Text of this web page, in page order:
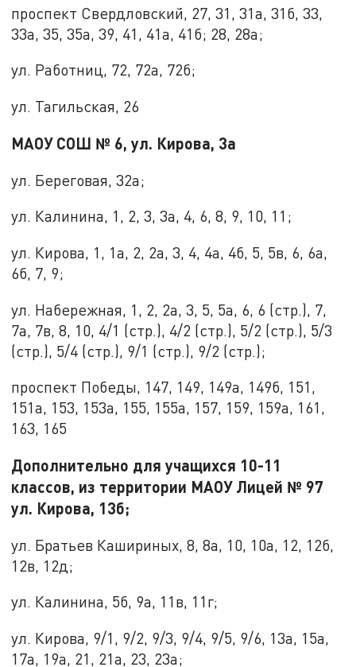
проспект Свердловский, 27, 31, 31а, 31б, 33,
33а, 35, 35а, 39, 41, 41а, 41б; 28, 28а;
ул. Работниц, 72, 72а, 72б;
ул. Тагильская, 26
МАОУ СОШ № 6, ул. Кирова, 3а
ул. Береговая, 32а;
ул. Калинина, 1, 2, 3, 3а, 4, 6, 8, 9, 10, 11;
ул. Кирова, 1, 1а, 2, 2а, 3, 4, 4а, 4б, 5, 5в, 6, 6а,
6б, 7, 9;
ул. Набережная, 1, 2, 2а, 3, 5, 5а, 6, 6 (стр.), 7,
7а, 7в, 8, 10, 4/1 (стр.), 4/2 (стр.), 5/2 (стр.), 5/3
(стр.), 5/4 (стр.), 9/1 (стр.), 9/2 (стр.);
проспект Победы, 147, 149, 149а, 149б, 151,
151а, 153, 153а, 155, 155а, 157, 159, 159а, 161,
163, 165
Дополнительно для учащихся 10-11
классов, из территории МАОУ Лицей № 97
ул. Кирова, 13б;
ул. Братьев Кашириных, 8, 8а, 10, 10а, 12, 12б,
12в, 12д;
ул. Калинина, 5б, 9а, 11в, 11г;
ул. Кирова, 9/1, 9/2, 9/3, 9/4, 9/5, 9/6, 13а, 15а,
17а, 19а, 21, 21а, 23, 23а;